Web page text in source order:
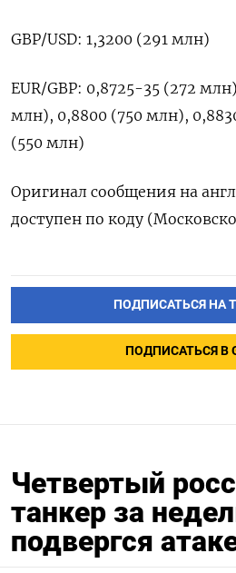
GBP/USD: 1,3200 (291 млн)
EUR/GBP: 0,8725-35 (272
млн), 0,8800 (750 млн),
(550 млн)
Оригинал сообщения на
доступен по коду
ПОДПИСАТЬСЯ НА
ПОДПИСАТЬСЯ В
Четвертый
танкер за
подвергся